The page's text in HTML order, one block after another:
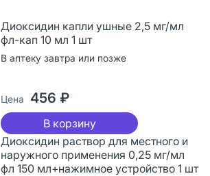
Диоксидин капли ушные 2,5 мг/мл
фл-кап 10 мл 1 шт
В аптеку завтра или позже
Цена 456 ₽
В корзину
Диоксидин раствор для местного и
наружного применения 0,25 мг/мл
фл 150 мл+нажимное устройство 1 шт